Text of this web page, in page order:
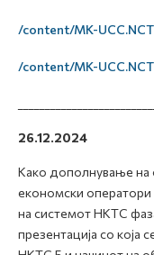
/content/MK-
/content/MK-
26.12.2024
Како дополнување на
економски оператори
на системот НКТС
презентација со која